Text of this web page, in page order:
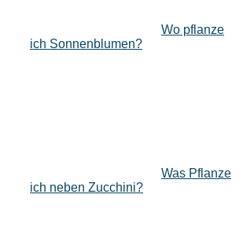
Wo pflanze
ich Sonnenblumen?
Was Pflanze
ich neben Zucchini?